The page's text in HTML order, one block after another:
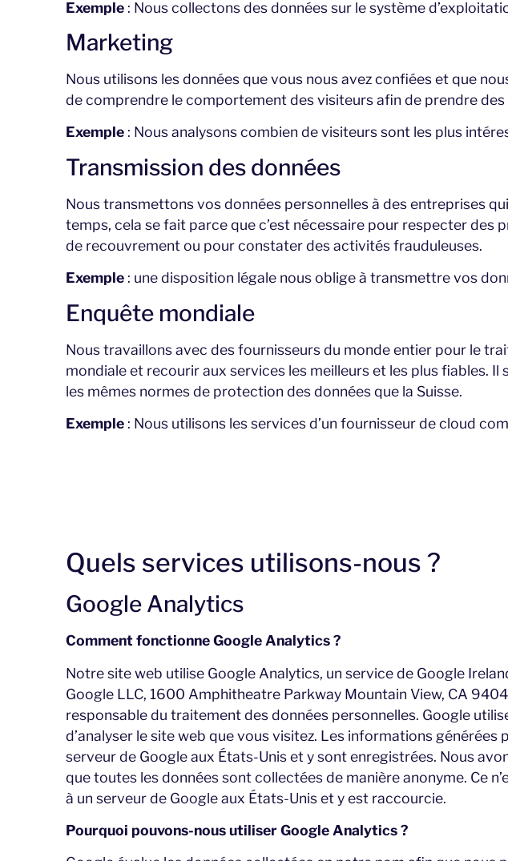
Exemple : Nous collectons des données sur le système
Marketing
Nous utilisons les données que vous nous avez confiées et que
de comprendre le comportement des visiteurs afin de prendre
Exemple : Nous analysons combien de visiteurs sont les plus
Transmission des données
Nous transmettons vos données personnelles à des entreprises
temps, cela se fait parce que c’est nécessaire pour respecter des
de recouvrement ou pour constater des activités frauduleuses.
Exemple : une disposition légale nous oblige à transmettre vos
Enquête mondiale
Nous travaillons avec des fournisseurs du monde entier pour le
mondiale et recourir aux services les meilleurs et les plus fiables.
les mêmes normes de protection des données que la Suisse.
Exemple : Nous utilisons les services d’un fournisseur de cloud
Quels services utilisons-nous ?
Google Analytics
Comment fonctionne Google Analytics ?
Notre site web utilise Google Analytics, un service de Google
Google LLC, 1600 Amphitheatre Parkway Mountain View, CA
responsable du traitement des données personnelles. Google
d’analyser le site web que vous visitez. Les informations
serveur de Google aux États-Unis et y sont enregistrées. Nous
que toutes les données sont collectées de manière anonyme. Ce
à un serveur de Google aux États-Unis et y est raccourcie.
Pourquoi pouvons-nous utiliser Google Analytics ?